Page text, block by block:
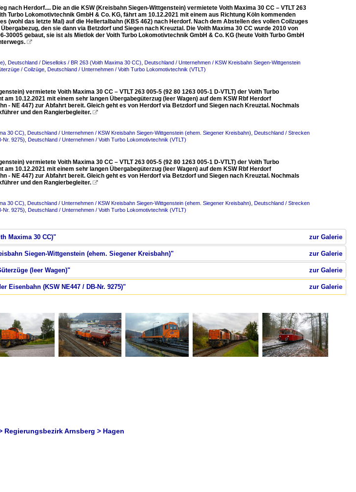
nach Herdorf.... Die an die KSW (Kreisbahn Siegen-Wittgenstein) vermietete Voith Maxima 30 CC – VTLT 263
Turbo Lokomotivtechnik GmbH & Co. KG, fährt am 10.12.2021 mit einem aus Richtung Köln kommenden
(wohl das letzte Mal) auf die Hellertalbahn (KBS 462) nach Herdorf. Nach dem Abstellen des vollen Coilzuges
den sie dann via Betzdorf und Siegen nach Kreuztal. Die Voith Maxima 30 CC wurde 2010 von
30005 gebaut, sie ist als Mietlok der Voith Turbo Lokomotivtechnik GmbH & Co. KG (heute Voith Turbo GmbH

Deutschland / Dieselloks / BR 263 (Voith Maxima 30 CC) Deutschland / Unternehmen / KSW Kreisbahn Siegen-Wittgenstein
/ Coilzüge Deutschland / Unternehmen / Voith Turbo Lokomotivtechnik (VTLT)
vermietete Voith Maxima 30 CC – VTLT 263 005-5 (92 80 1263 005-1 D-VTLT) der Voith Turbo
am 10.12.2021 mit einem sehr langen Übergabegüterzug (leer Wagen) auf dem KSW Rbf Herdorf
- NE 447) zur Abfahrt bereit. Gleich geht es von Herdorf via Betzdorf und Siegen nach Kreuztal. Nochmals
und den Rangierbegleiter. 
30 CC) Deutschland / Unternehmen / KSW Kreisbahn Siegen-Wittgenstein (ehem. Siegener Kreisbahn) Deutschland / Strecken
Nr. 9275) Deutschland / Unternehmen / Voith Turbo Lokomotivtechnik (VTLT)
vermietete Voith Maxima 30 CC – VTLT 263 005-5 (92 80 1263 005-1 D-VTLT) der Voith Turbo
am 10.12.2021 mit einem sehr langen Übergabegüterzug (leer Wagen) auf dem KSW Rbf Herdorf
- NE 447) zur Abfahrt bereit. Gleich geht es von Herdorf via Betzdorf und Siegen nach Kreuztal. Nochmals
und den Rangierbegleiter. 
30 CC) Deutschland / Unternehmen / KSW Kreisbahn Siegen-Wittgenstein (ehem. Siegener Kreisbahn) Deutschland / Strecken
Nr. 9275) Deutschland / Unternehmen / Voith Turbo Lokomotivtechnik (VTLT)
zur Galerie
Maxima 30 CC)"
zur Galerie
Siegen-Wittgenstein (ehem. Siegener Kreisbahn)"
zur Galerie
(leer Wagen)"
zur Galerie
Eisenbahn (KSW NE447 / DB-Nr. 9275)"
Arnsberg > Hagen